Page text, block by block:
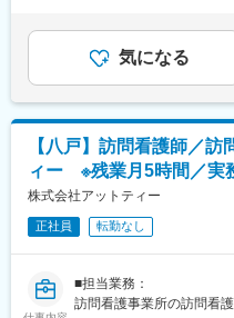
内勤時間や移動時間を有
す。
訪問看護師やケアマネジ
SNS「MCS」や電話、指
また、患者さんやご家族
の対応も看護師の重要な
変更の範囲：会社の定め
ベット数は60床あります
となり、各種検査や手術
になります。
までも目安の金額であり
す。月給(月額)は固定手
気になる
【八戸】訪問看護師／
ィー ※残業月5時間／実
株式会社アットティー
正社員 転勤なし
■担当業務：
訪問看護事業所の訪問看